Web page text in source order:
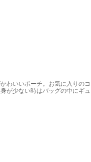
わいいポーチ。お気に入りの
が少ない時はバッグの中にギ